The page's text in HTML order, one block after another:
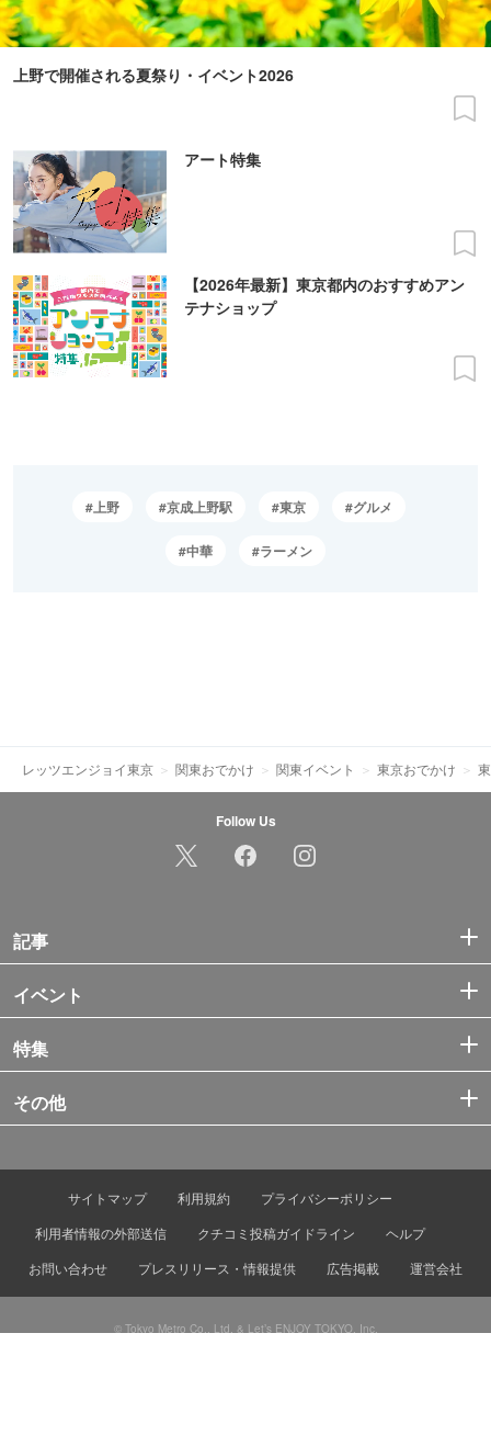
上野で開催される夏祭り・イベント2026
アート特集
【2026年最新】東京都内のおすすめアン
テナショップ
上野 京成上野駅 東京 グルメ
中華 ラーメン
レッツエンジョイ東京 関東おでかけ 関東イベント 東京おでかけ
Follow Us
記事
イベント
特集
その他
サイトマップ 利用規約
プライバシーポリシー
利用者情報の外部送信
クチコミ投稿ガイドライン
ヘルプ
お問い合わせ
プレスリリース・情報提供 広告掲載 運営会社
© Tokyo Metro Co., Ltd. & Let’s ENJOY TOKYO, Inc.